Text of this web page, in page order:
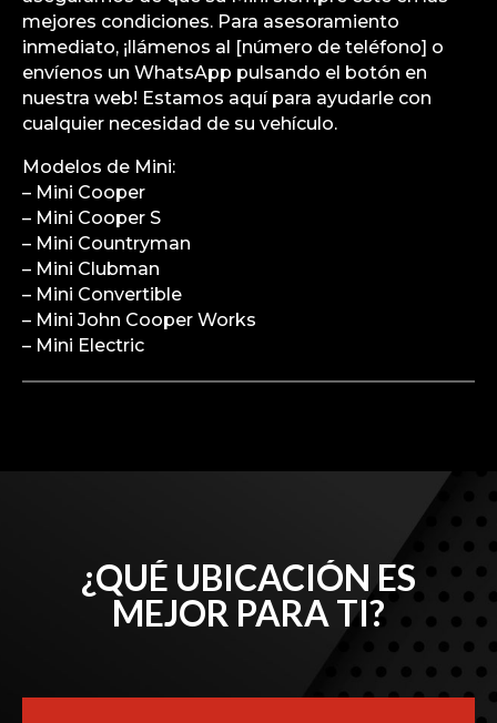
mejores condiciones. Para asesoramiento
inmediato, ¡llámenos al [número de teléfono] o
envíenos un WhatsApp pulsando el botón en
nuestra web! Estamos aquí para ayudarle con
cualquier necesidad de su vehículo.
Modelos de Mini:
– Mini Cooper
– Mini Cooper S
– Mini Countryman
– Mini Clubman
– Mini Convertible
– Mini John Cooper Works
– Mini Electric
¿QUÉ UBICACIÓN ES
MEJOR PARA TI?